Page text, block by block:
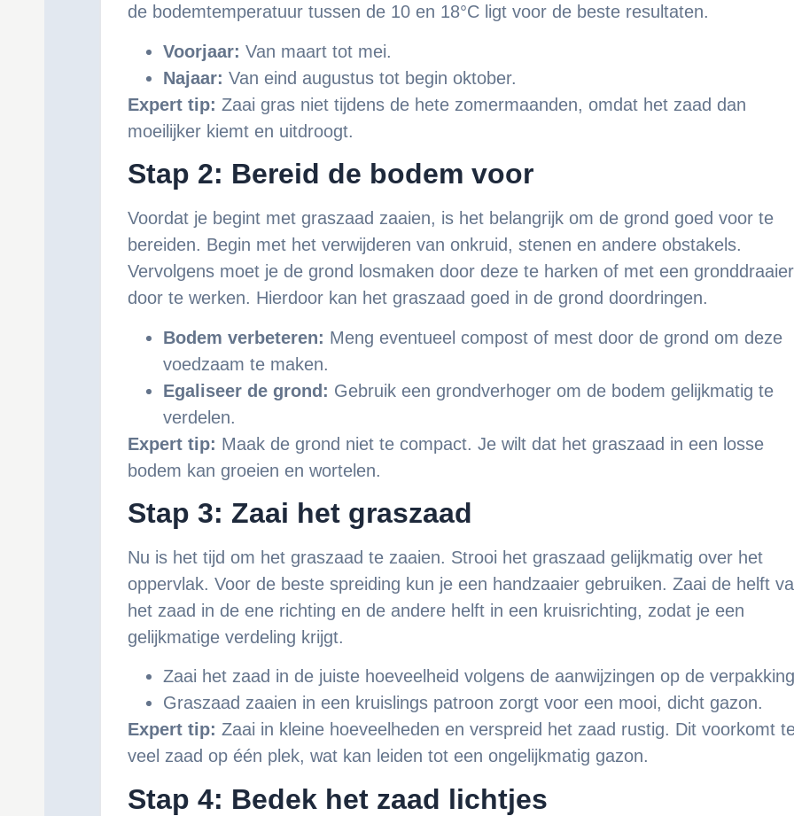
de bodemtemperatuur tussen de 10 en 18°C ligt voor de beste resultaten.
Voorjaar: Van maart tot mei.
Najaar: Van eind augustus tot begin oktober.
Expert tip: Zaai gras niet tijdens de hete zomermaanden, omdat het zaad dan
moeilijker kiemt en uitdroogt.
Stap 2: Bereid de bodem voor
Voordat je begint met graszaad zaaien, is het belangrijk om de grond goed voor te
bereiden. Begin met het verwijderen van onkruid, stenen en andere obstakels.
Vervolgens moet je de grond losmaken door deze te harken of met een gronddraaier
door te werken. Hierdoor kan het graszaad goed in de grond doordringen.
Bodem verbeteren: Meng eventueel compost of mest door de grond om deze
voedzaam te maken.
Egaliseer de grond: Gebruik een grondverhoger om de bodem gelijkmatig te
verdelen.
Expert tip: Maak de grond niet te compact. Je wilt dat het graszaad in een losse
bodem kan groeien en wortelen.
Stap 3: Zaai het graszaad
Nu is het tijd om het graszaad te zaaien. Strooi het graszaad gelijkmatig over het
oppervlak. Voor de beste spreiding kun je een handzaaier gebruiken. Zaai de helft
het zaad in de ene richting en de andere helft in een kruisrichting, zodat je een
gelijkmatige verdeling krijgt.
Zaai het zaad in de juiste hoeveelheid volgens de aanwijzingen op de
Graszaad zaaien in een kruislings patroon zorgt voor een mooi, dicht gazon.
Expert tip: Zaai in kleine hoeveelheden en verspreid het zaad rustig. Dit voorkomt
veel zaad op één plek, wat kan leiden tot een ongelijkmatig gazon.
Stap 4: Bedek het zaad lichtjes